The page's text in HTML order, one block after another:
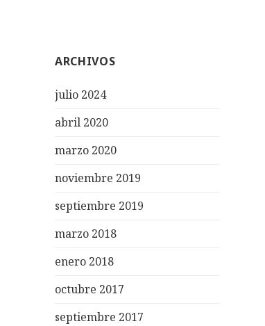
ARCHIVOS
julio 2024
abril 2020
marzo 2020
noviembre 2019
septiembre 2019
marzo 2018
enero 2018
octubre 2017
septiembre 2017